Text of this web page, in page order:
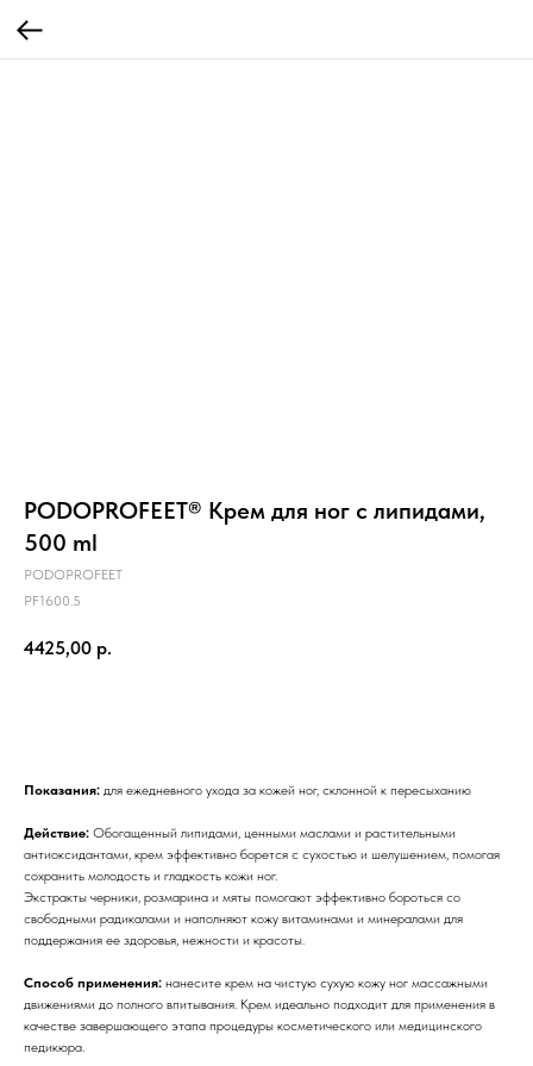
PODOPROFEET® Крем для ног с липидами,
500 ml
PODOPROFEET
PF1600.5
4425,00 р.
Показания: для ежедневного ухода за кожей ног, склонной к пересыханию
Действие: Обогащенный липидами, ценными маслами и растительными
антиоксидантами, крем эффективно борется с сухостью и шелушением, помогая
сохранить молодость и гладкость кожи ног.
Экстракты черники, розмарина и мяты помогают эффективно бороться со
свободными радикалами и наполняют кожу витаминами и минералами для
поддержания ее здоровья, нежности и красоты.
Способ применения: нанесите крем на чистую сухую кожу ног массажными
движениями до полного впитывания. Крем идеально подходит для применения в
качестве завершающего этапа процедуры косметического или медицинского
педикюра.